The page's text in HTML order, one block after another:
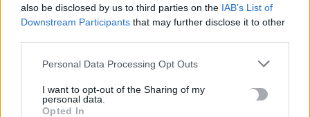
also be disclosed by us to third parties on the IAB’s List of
Downstream Participants that may further disclose it to other
Personal Data Processing Opt Outs
I want to opt-out of the Sharing of my
personal data.
Opted In
Χανιά: Συνελήφθη 52χρονος για ναρκωτικά – Βρήκαν 150
Επική προσφορά: Βενζινάδικο έκανε έκπτωση σε όσους
χόρευαν μέχρι το ταμείο